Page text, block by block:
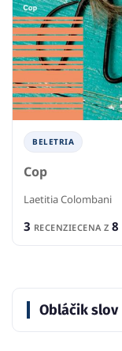
BELETRIA
Cop
Laetitia Colombani
3 RECENZIECENA Z 8
Obláčik slov